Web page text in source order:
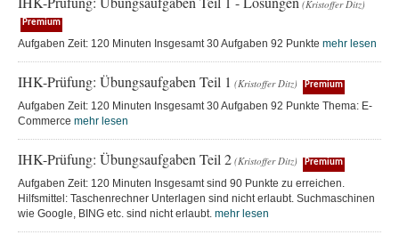
(Kristoffer Ditz)
Premium
Aufgaben Zeit: 120 Minuten Insgesamt 30 Aufgaben 92 Punkte mehr lesen
IHK-Prüfung: Übungsaufgaben Teil 1 (Kristoffer Ditz) Premium
Aufgaben Zeit: 120 Minuten Insgesamt 30 Aufgaben 92 Punkte Thema: E-
Commerce mehr lesen
IHK-Prüfung: Übungsaufgaben Teil 2 (Kristoffer Ditz) Premium
Aufgaben Zeit: 120 Minuten Insgesamt sind 90 Punkte zu erreichen.
Hilfsmittel: Taschenrechner Unterlagen sind nicht erlaubt. Suchmaschinen
wie Google, BING etc. sind nicht erlaubt. mehr lesen